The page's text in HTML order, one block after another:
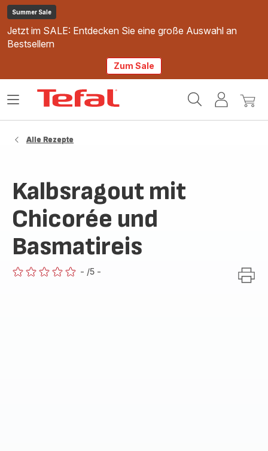
Summer Sale
Jetzt im SALE: Entdecken Sie eine große Auswahl an
Bestsellern
Zum Sale
Mein
Mein
Das
Alle Rezepte
Kalbsragout mit
Chicorée und
Basmatireis
- /5 -